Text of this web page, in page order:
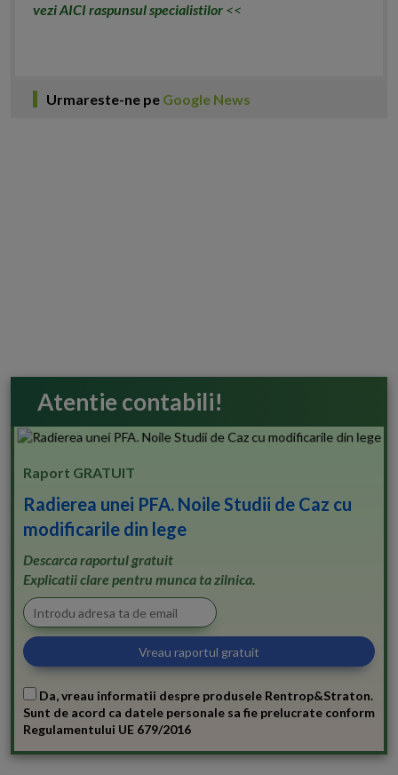
vezi AICI raspunsul specialistilor <<
Urmareste-ne pe Google News
Atentie contabili!
Raport GRATUIT
Radierea unei PFA. Noile Studii de Caz cu
modificarile din lege
Descarca raportul gratuit
Explicatii clare pentru munca ta zilnica.
Da, vreau informatii despre produsele Rentrop&Straton.
Sunt de acord ca datele personale sa fie prelucrate conform
Regulamentului UE 679/2016